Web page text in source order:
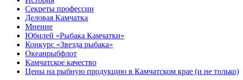
Секреты профессии
Деловая Камчатка
Мнение
Юбилей «Рыбака Камчатки»
Конкурс «Звезда рыбака»
Океанрыбфлот
Камчатское качество
Цены на рыбную продукцию в Камчатском крае (и не только)